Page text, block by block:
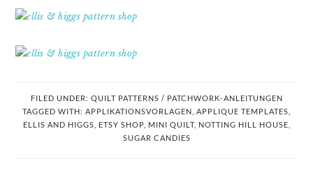
FILED UNDER: QUILT PATTERNS / PATCHWORK-ANLEITUNGEN
TAGGED WITH: APPLIKATIONSVORLAGEN APPLIQUE TEMPLATES
ELLIS AND HIGGS
ETSY SHOP, MINI QUILT, NOTTING HILL HOUSE
SUGAR CANDIES